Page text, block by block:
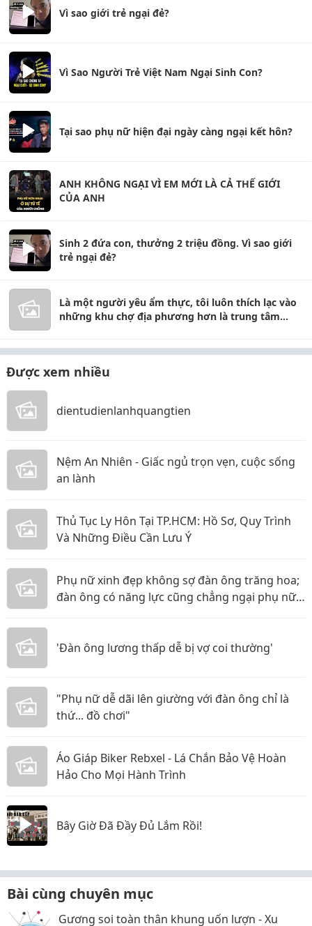
Vì sao giới trẻ ngại đẻ?
Vì Sao Người Trẻ Việt Nam Ngại Sinh Con?
Tại sao phụ nữ hiện đại ngày càng ngại kết hôn?
ANH KHÔNG NGẠI VÌ EM MỚI LÀ CẢ THẾ GIỚI
CỦA ANH
Sinh 2 đứa con, thưởng 2 triệu đồng. Vì sao giới
trẻ ngại đẻ?
Là một người yêu ẩm thực, tôi luôn thích lạc vào
những khu chợ địa phương hơn là trung tâm
Được xem nhiều
dientudienlanhquangtien
Nệm An Nhiên - Giấc ngủ trọn vẹn, cuộc sống
an lành
Thủ Tục Ly Hôn Tại TP.HCM: Hồ Sơ, Quy Trình
Và Những Điều Cần Lưu Ý
Phụ nữ xinh đẹp không sợ đàn ông trăng hoa;
đàn ông có năng lực cũng chẳng ngại phụ nữ
'Đàn ông lương thấp dễ bị vợ coi thường'
"Phụ nữ dễ dãi lên giường với đàn ông chỉ là
thứ... đồ chơi"
Áo Giáp Biker Rebxel - Lá Chắn Bảo Vệ Hoàn
Hảo Cho Mọi Hành Trình
Bây Giờ Đã Đầy Đủ Lắm Rồi!
Bài cùng chuyên mục
Gương soi toàn thân khung uốn lượn - Xu